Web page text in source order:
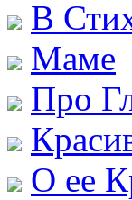
В
Маме
Про
О ее